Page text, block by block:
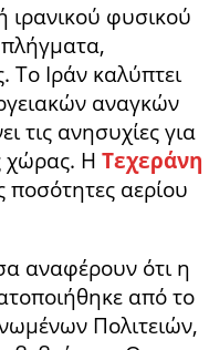
φυσικού
Ιράν καλύπτει
αναγκών
τις ανησυχίες για
χώρας. Η Τεχεράνη
ποσότητες αερίου
αναφέρουν ότι η
από το
Πολιτειών,